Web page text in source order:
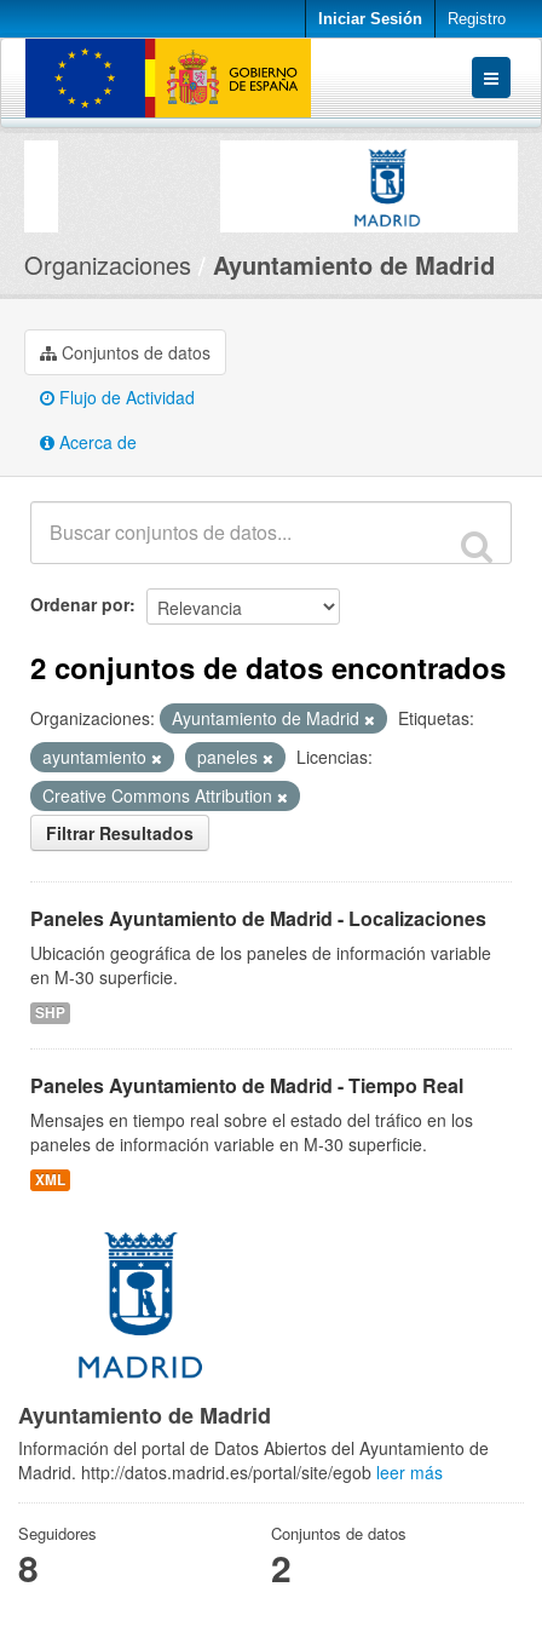
Iniciar Sesión Registro
Conjuntos de datos
Organizaciones Ayuntamiento de Madrid
Conjuntos de datos
Flujo de Actividad
Acerca de
Ordenar por
2 conjuntos de datos encontrados
Organizaciones: Ayuntamiento de Madrid
Etiquetas:
ayuntamiento
paneles
Licencias:
Creative Commons Attribution
Filtrar Resultados
Paneles Ayuntamiento de Madrid - Localizaciones
Ubicación geográfica de los paneles de información variable
en M-30 superficie.
SHP
Paneles Ayuntamiento de Madrid - Tiempo Real
Mensajes en tiempo real sobre el estado del tráfico en los
paneles de información variable en M-30 superficie.
XML
Ayuntamiento de Madrid
Información del portal de Datos Abiertos del Ayuntamiento de
Madrid. http://datos.madrid.es/portal/site/egob leer más
Seguidores
8
Conjuntos de datos
2